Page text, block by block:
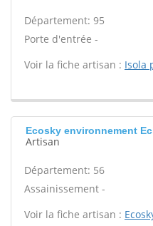
Département: 95
Porte d'entrée -
Voir la fiche artisan : Isola
Ecosky environnement
Artisan
Département: 56
Assainissement -
Voir la fiche artisan :